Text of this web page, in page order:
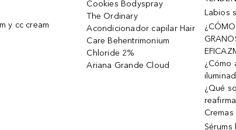
y cc cream
Cookies Bodyspray
The Ordinary
Acondicionador capilar Hair
Care Behentrimonium
Chloride 2%
Ariana Grande Cloud
Labios
¿Cómo
¿Qué
Sérums